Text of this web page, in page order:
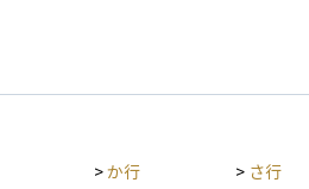
>か行 > さ行